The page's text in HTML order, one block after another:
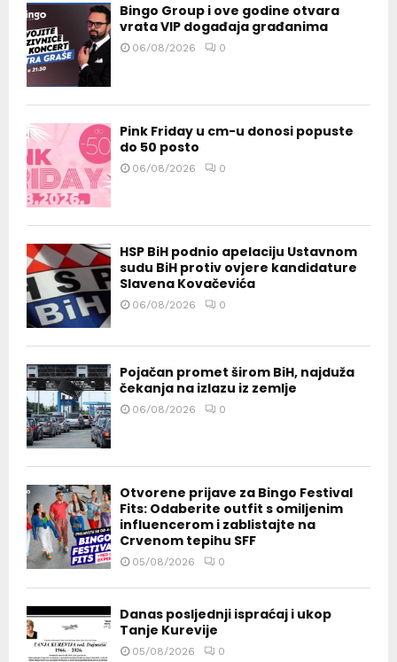
Bingo Group i ove godine otvara
vrata VIP događaja građanima
06/08/2026 0
Pink Friday u cm-u donosi popuste
do 50 posto
06/08/2026 0
HSP BiH podnio apelaciju Ustavnom
sudu BiH protiv ovjere kandidature
Slavena Kovačevića
06/08/2026 0
Pojačan promet širom BiH, najduža
čekanja na izlazu iz zemlje
06/08/2026 0
Otvorene prijave za Bingo Festival
Fits: Odaberite outfit s omiljenim
influencerom i zablistajte na
Crvenom tepihu SFF
05/08/2026 0
Danas posljednji ispraćaj i ukop
Tanje Kurevije
05/08/2026 0